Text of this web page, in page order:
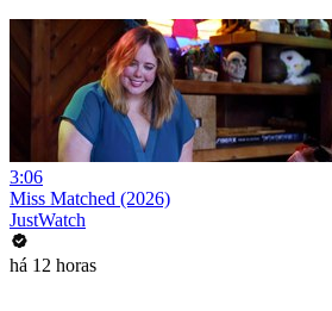
3:06
Miss Matched (2026)
JustWatch
há 12 horas